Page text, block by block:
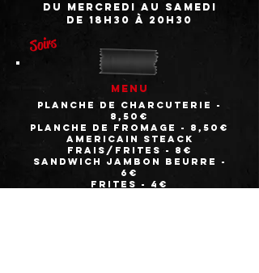
Soirs
du mercredi au samedi
de 18h30 à 20h30
menu
planche de charcuterie -
8,50€
planche de fromage - 8,50€
americain steack
frais/frites - 8€
sandwich jambon beurre -
6€
frites - 4 €